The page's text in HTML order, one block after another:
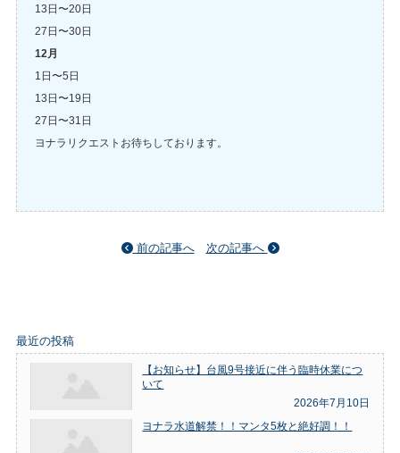
13日〜20日
27日〜30日
12月
1日〜5日
13日〜19日
27日〜31日
ヨナラリクエストお待ちしております。
前の記事へ 次の記事へ
最近の投稿
【お知らせ】台風9号接近に伴う臨時休業につ
いて
2026年7月10日
ヨナラ水道解禁！！マンタ5枚と絶好調！！